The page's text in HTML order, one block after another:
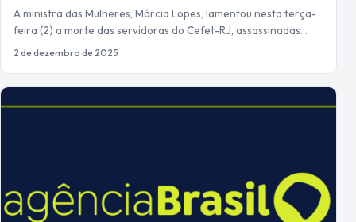
A ministra das Mulheres, Márcia Lopes, lamentou nesta terça-
feira (2) a morte das servidoras do Cefet-RJ, assassinadas…
2 de dezembro de 2025